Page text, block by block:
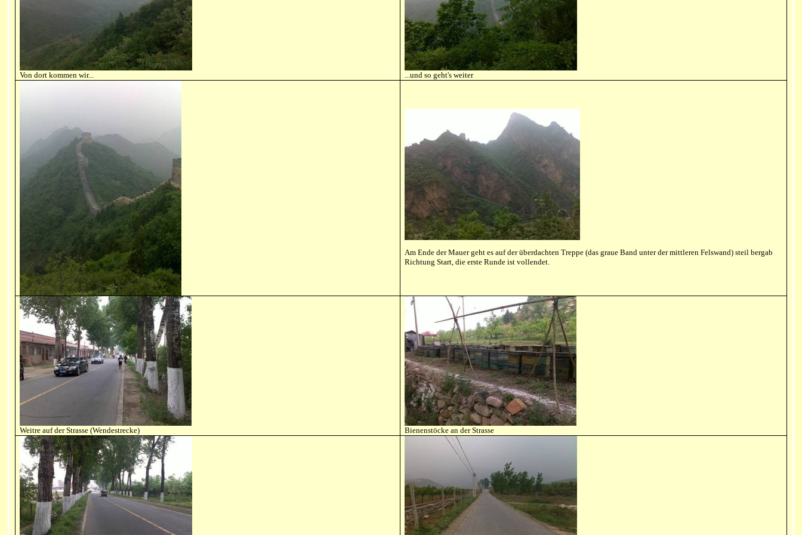
Von dort kommen wir... ...und so geht's weiter
Am Ende der Mauer geht es auf der überdachten Treppe (das graue Band unter der mittleren Felswand) steil bergab
Richtung Start, die erste Runde ist vollendet.
Weitre auf der Strasse (Wendestrecke) Bienenstöcke an der Strasse